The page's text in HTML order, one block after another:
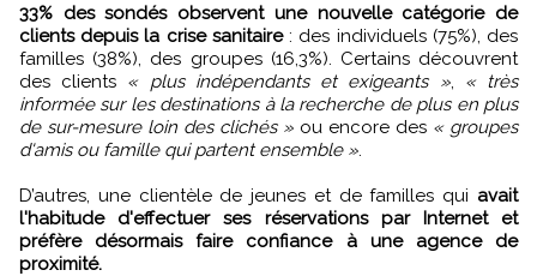
33% des sondés observent une nouvelle catégorie de
clients depuis la crise sanitaire: des individuels (75%), des
familles (38%), des groupes (16,3%). Certains découvrent
des clients « plus indépendants et exigeants », « très
informée sur les destinations à la recherche de plus en plus
de sur-mesure loin des clichés » ou encore des « groupes
d'amis ou famille qui partent ensemble ».
D’autres, une clientèle de jeunes et de familles qui avait
l'habitude d'effectuer ses réservations par Internet et
préfère désormais faire confiance à une agence de
proximité.